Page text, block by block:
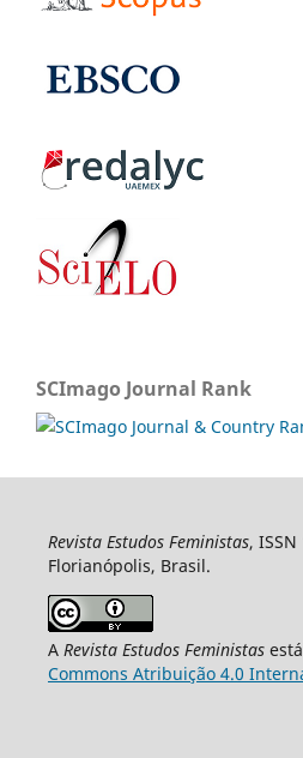
SCImago Journal Rank
Revista Estudos Feministas, ISSN
Florianópolis, Brasil.
A Revista Estudos Feministas
Commons Atribuição 4.0